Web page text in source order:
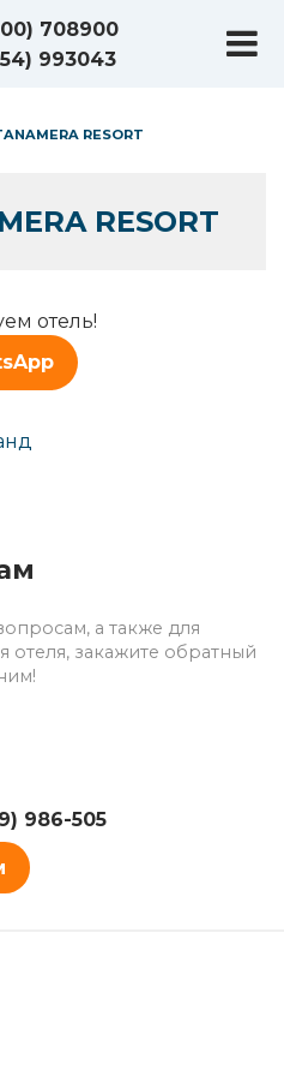
708900
993043
RESORT
RESORT
отель!
а также для
закажите обратный
986-505